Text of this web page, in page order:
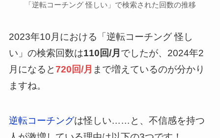
「逆転コーチング 怪しい」で検索された回数の推移
2023年10月における「逆転コーチング 怪し
い」の検索回数は110回/月 でしたが、2024年2
月になると720回/月 まで増えているのが分かり
ますね。
逆転コーチングは怪しい……と、不信感を持つ